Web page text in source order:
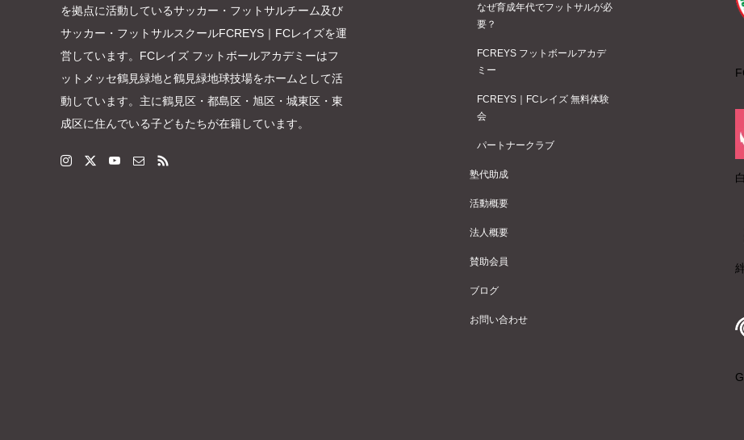
を拠点に活動しているサッカー・フットサルチーム及び
サッカー・フットサルスクールFCREYS｜FCレイズを運
営しています。FCレイズ フットボールアカデミーはフ
ットメッセ鶴見緑地と鶴見緑地球技場をホームとして活
動しています。主に鶴見区・都島区・旭区・城東区・東
成区に住んでいる子どもたちが在籍しています。
なぜ育成年代でフットサルが必
要？
FCREYS フットボールアカデ
ミー
FCREYS｜FCレイズ 無料体験
会
パートナークラブ
塾代助成
活動概要
法人概要
賛助会員
ブログ
お問い合わせ